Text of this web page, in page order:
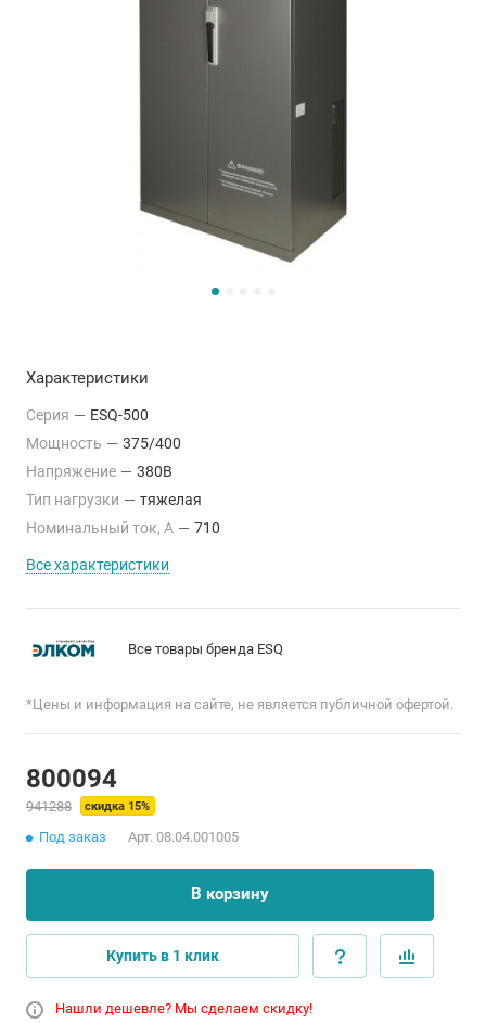
Характеристики
Серия — ESQ-500
Мощность — 375/400
Напряжение — 380В
Тип нагрузки — тяжелая
Номинальный ток, А — 710
Все характеристики
Все товары бренда ESQ
*Цены и информация на сайте, не является публичной офертой.
800094
941288 скидка 15%
Под заказ Арт. 08.04.001005
В корзину
Купить в 1 клик
Нашли дешевле? Мы сделаем скидку!